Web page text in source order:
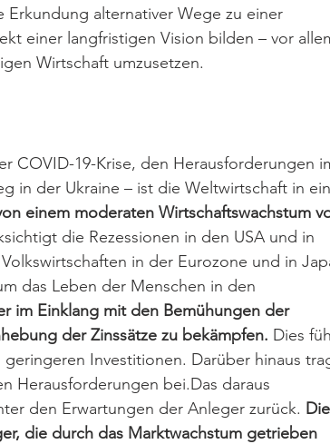
Erkundung alternativer Wege zu einer
einer langfristigen Vision bilden – vor
Wirtschaft umzusetzen.
COVID-19-Krise, den Herausforderungen
in der Ukraine – ist die Weltwirtschaft in
einem moderaten Wirtschaftswachstum
die Rezessionen in den USA und in
in der Eurozone und in
das Leben der Menschen in den
im Einklang mit den Bemühungen der
der Zinssätze zu bekämpfen. Dies
Investitionen. Darüber hinaus
Herausforderungen bei.Das daraus
den Erwartungen der Anleger zurück. Die
die durch das Marktwachstum getrieben